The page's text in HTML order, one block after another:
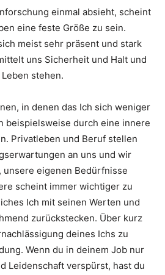
einmal absieht, scheint
eine feste Größe zu sein.
meist sehr präsent und stark
uns Sicherheit und Halt und
stehen.
in denen das Ich sich weniger
beispielsweise durch eine innere
Privatleben und Beruf stellen
an uns und wir
unsere eigenen Bedürfnisse
scheint immer wichtiger zu
Ich mit seinen Werten und
zurückstecken. Über kurz
deines Ichs zu
Wenn du in deinem Job nur
Leidenschaft verspürst, hast du